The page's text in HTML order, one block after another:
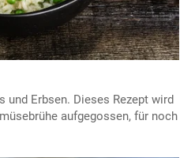
Erbsen. Dieses Rezept wird
aufgegossen, für noch